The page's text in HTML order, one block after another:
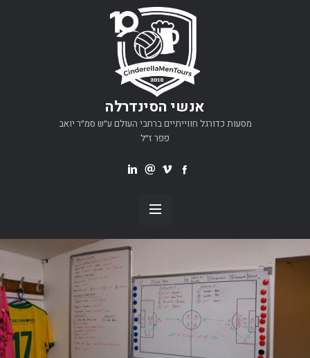
אנשי הסינדרלה
מסעות כדורגל חווייתיים ברחבי העולם ע״ש סמ״ר יואב
פפר ז״ל